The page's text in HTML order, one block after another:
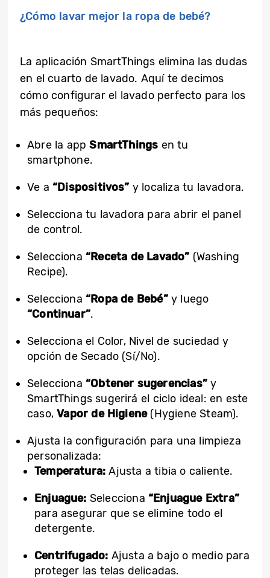
¿Cómo lavar mejor la ropa de bebé?
La aplicación SmartThings elimina las dudas
en el cuarto de lavado. Aquí te decimos
cómo configurar el lavado perfecto para los
más pequeños:
Abre la appSmartThings en tu
smartphone.
Ve a“Dispositivos” y localiza tu lavadora.
Selecciona tu lavadora para abrir el panel
de control.
Selecciona“Receta de Lavado” (Washing
Recipe).
Selecciona“Ropa de Bebé”y luego
“Continuar”.
Selecciona el Color, Nivel de suciedad y
opción de Secado (Sí/No).
Selecciona“Obtener sugerencias”y
SmartThings sugerirá el ciclo ideal: en este
caso,Vapor de Higiene(Hygiene Steam).
Ajusta la configuración para una limpieza
personalizada:
Temperatura: Ajusta a tibia o caliente.
Enjuague: Selecciona “Enjuague Extra”
para asegurar que se elimine todo el
detergente.
Centrifugado: Ajusta a bajo o medio para
proteger las telas delicadas.